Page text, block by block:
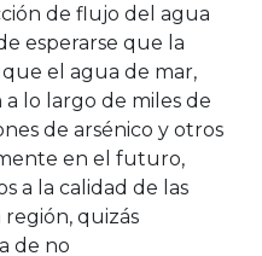
de flujo del agua
esperarse que la
que el agua de mar,
lo largo de miles de
de arsénico y otros
en el futuro,
a la calidad de las
quizás
de no